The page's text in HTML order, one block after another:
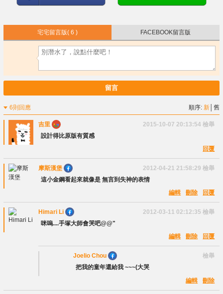
宅宅留言版( 6 ) FACEBOOK留言版
留言
6則回應 順序:新 │舊
吉里 2015-10-07 20:13:54 檢舉
設計得比原版有質感
回覆
摩斯漢堡 2012-04-21 21:58:29 檢舉
這小金鋼看起來就像是 無言到失神的表情
回覆
刪除
編輯
Himari Li 2012-03-11 02:12:35 檢舉
咪嗚....手塚大師會哭吧@@"
回覆
刪除
編輯
Joelio Chou
檢舉
把我的童年還給我 ~~~(大哭
刪除
編輯